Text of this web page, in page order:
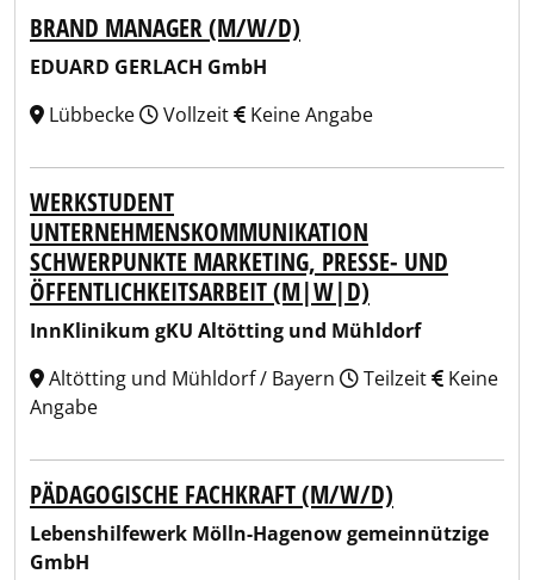
BRAND MANAGER (M/W/D)
EDUARD GERLACH GmbH
Lübbecke
Vollzeit Keine Angabe
WERKSTUDENT
UNTERNEHMENSKOMMUNIKATION
SCHWERPUNKTE MARKETING, PRESSE- UND
ÖFFENTLICHKEITSARBEIT (M|W|D)
InnKlinikum gKU Altötting und Mühldorf
Altötting und Mühldorf / Bayern
Teilzeit
Keine
Angabe
PÄDAGOGISCHE FACHKRAFT (M/W/D)
Lebenshilfewerk Mölln-Hagenow gemeinnützige
GmbH